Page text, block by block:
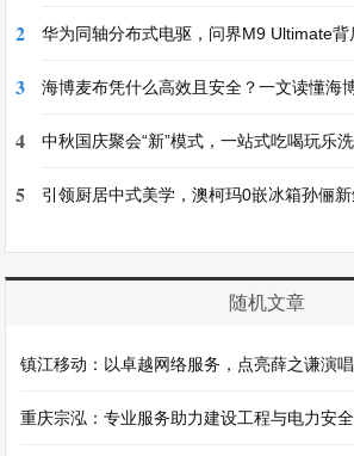
2 华为同轴分布式电驱，问界M9 Ultimate背
3 海博麦布凭什么高效且安全？一文读懂海
4 中秋国庆聚会“新”模式，一站式吃喝玩乐
5 引领厨居中式美学，澳柯玛0嵌冰箱孙俪
随机文章
镇江移动：以卓越网络服务，点亮薛之谦演
重庆宗泓：专业服务助力建设工程与电力安